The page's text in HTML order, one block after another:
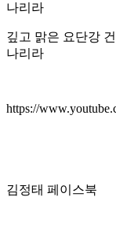
나리라
깊고 맑은 요단강
나리라
https://
김정태 페이스북